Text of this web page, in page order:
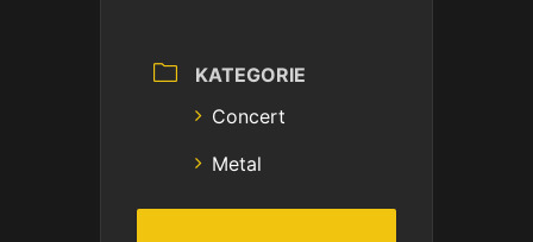
KATEGORIE
Concert
Metal